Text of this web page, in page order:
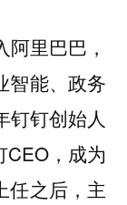
里巴巴，
智能、政务
钉钉创始人
，成为
任之后，主